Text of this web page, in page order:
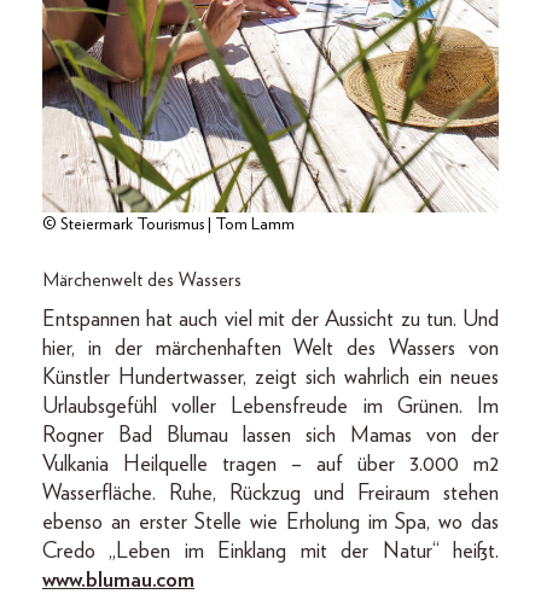
© Steiermark Tourismus | Tom Lamm
Märchenwelt des Wassers
Entspannen hat auch viel mit der Aussicht zu tun. Und
hier, in der märchenhaften Welt des Wassers von
Künstler Hundertwasser, zeigt sich wahrlich ein neues
Urlaubsgefühl voller Lebensfreude im Grünen. Im
Rogner Bad Blumau lassen sich Mamas von der
Vulkania Heilquelle tragen – auf über 3.000 m2
Wasserfläche. Ruhe, Rückzug und Freiraum stehen
ebenso an erster Stelle wie Erholung im Spa, wo das
Credo „Leben im Einklang mit der Natur“ heißt.
www.blumau.com